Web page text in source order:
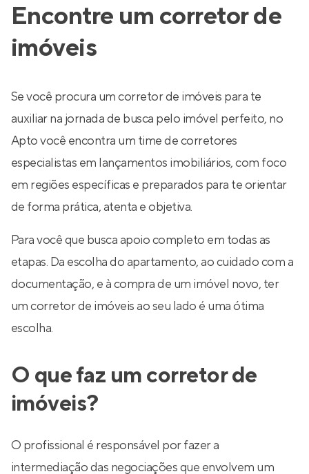
Encontre um corretor de
imóveis
Se você procura um corretor de imóveis para te
auxiliar na jornada de busca pelo imóvel perfeito, no
Apto você encontra um time de corretores
especialistas em lançamentos imobiliários, com foco
em regiões específicas e preparados para te orientar
de forma prática, atenta e objetiva.
Para você que busca apoio completo em todas as
etapas. Da escolha do apartamento, ao cuidado com a
documentação, e à compra de um imóvel novo, ter
um corretor de imóveis ao seu lado é uma ótima
escolha.
O que faz um corretor de
imóveis?
O profissional é responsável por fazer a
intermediação das negociações que envolvem um